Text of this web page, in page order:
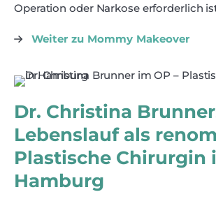
Operation oder Narkose erforderlich
Weiter zu Mommy Makeover
Dr. Christina
Lebenslauf als
Plastische Chirurgin
Hamburg